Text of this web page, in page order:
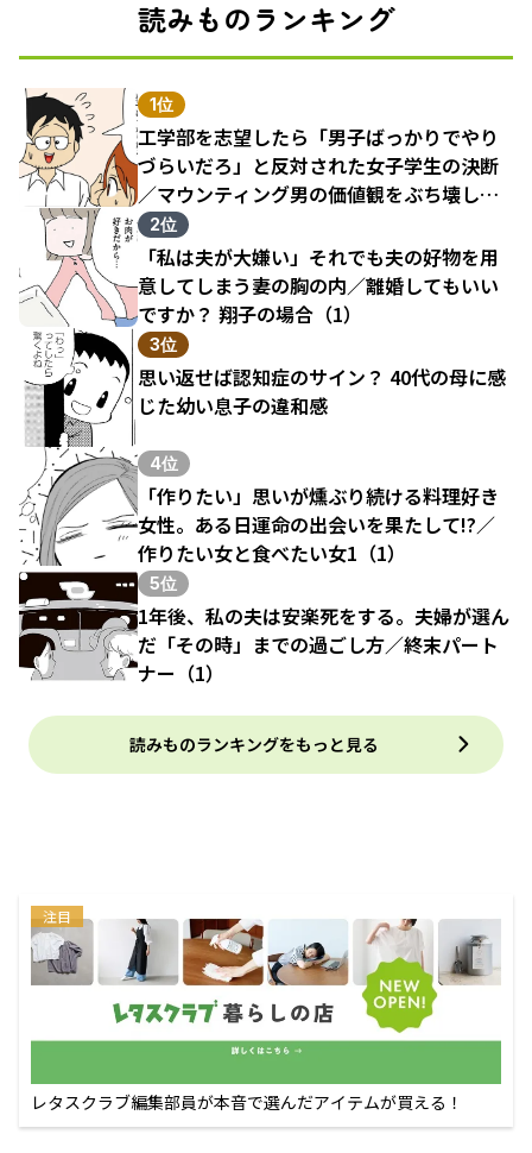
読みものランキング
1位
工学部を志望したら「男子ばっかりでやり
づらいだろ」と反対された女子学生の決断
／マウンティング男の価値観をぶち壊した
結果（1）
2位
「私は夫が大嫌い」それでも夫の好物を用
意してしまう妻の胸の内／離婚してもいい
ですか？ 翔子の場合（1）
3位
思い返せば認知症のサイン？ 40代の母に感
じた幼い息子の違和感
4位
「作りたい」思いが燻ぶり続ける料理好き
女性。ある日運命の出会いを果たして!?／
作りたい女と食べたい女1（1）
5位
1年後、私の夫は安楽死をする。夫婦が選ん
だ「その時」までの過ごし方／終末パート
ナー（1）
読みものランキングをもっと見る
注目
レタスクラブ編集部員が本音で選んだアイテムが買える！